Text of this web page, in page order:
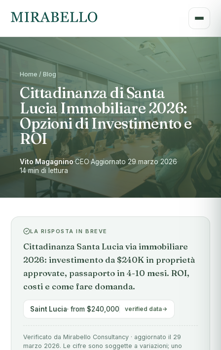
Home / Blog
Cittadinanza di Santa
Lucia Immobiliare 2026:
Opzioni di Investimento e
ROI
Vito Magagnino·CEO·Aggiornato 29 marzo 2026·
14 min di lettura
LA RISPOSTA IN BREVE
Cittadinanza Santa Lucia via immobiliare
2026: investimento da $240K in proprietà
approvate, passaporto in 4-10 mesi. ROI,
costi e come fare domanda.
Saint Lucia· from $240,000 verified data
Verificato da Mirabello Consultancy · aggiornato il 29
marzo 2026. Le cifre sono soggette a variazioni; uno